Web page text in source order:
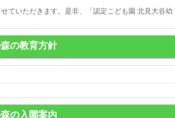
ていただきます。是非、「認定こども園 北見大谷幼
の教育方針
の入園案内